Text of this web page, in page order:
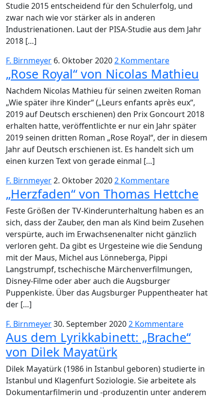
Studie 2015 entscheidend für den Schulerfolg, und
zwar nach wie vor stärker als in anderen
Industrienationen. Laut der PISA-Studie aus dem Jahr
2018 […]
F. Birnmeyer 6. Oktober 20202 Kommentare
„Rose Royal“ von Nicolas Mathieu
Nachdem Nicolas Mathieu für seinen zweiten Roman
„Wie später ihre Kinder“ („Leurs enfants après eux“,
2019 auf Deutsch erschienen) den Prix Goncourt 2018
erhalten hatte, veröffentlichte er nur ein Jahr später
2019 seinen dritten Roman „Rose Royal“, der in diesem
Jahr auf Deutsch erschienen ist. Es handelt sich um
einen kurzen Text von gerade einmal […]
F. Birnmeyer2. Oktober 20202 Kommentare
„Herzfaden“ von Thomas Hettche
Feste Größen der TV-Kinderunterhaltung haben es an
sich, dass der Zauber, den man als Kind beim Zusehen
verspürte, auch im Erwachsenenalter nicht gänzlich
verloren geht. Da gibt es Urgesteine wie die Sendung
mit der Maus, Michel aus Lönneberga, Pippi
Langstrumpf, tschechische Märchenverfilmungen,
Disney-Filme oder aber auch die Augsburger
Puppenkiste. Über das Augsburger Puppentheater hat
der […]
F. Birnmeyer30. September 20202 Kommentare
Aus dem Lyrikkabinett: „Brache“
von Dilek Mayatürk
Dilek Mayatürk (1986 in Istanbul geboren) studierte in
Istanbul und Klagenfurt Soziologie. Sie arbeitete als
Dokumentarfilmerin und -produzentin unter anderem